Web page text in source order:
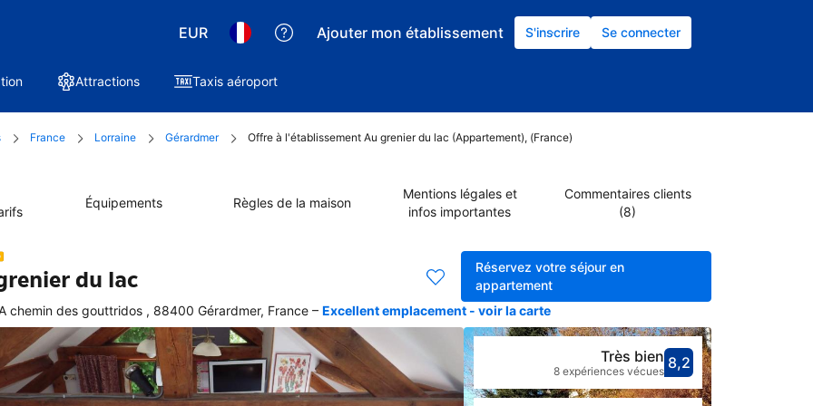
EUR Ajouter mon établissement S'inscrire Se connecter
Attractions Taxis aéroport
France Lorraine Gérardmer Offre à l'établissement Au grenier du lac (Appartement), (France)
Équipements Règles de la maison
Mentions légales et
infos importantes
Commentaires clients
(8)
Réservez votre séjour en
appartement
du lac
chemin des gouttridos , 88400 Gérardmer, France – Excellent emplacement - voir la carte
Avec une
8,2très bien
Très bien
8 expériences vécues